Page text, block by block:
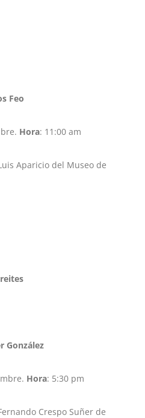
Feo
Hora: 11:00 am
Aparicio del Museo de
González
Hora: 5:30 pm
Crespo Suñer de